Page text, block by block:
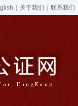
关于我们 联系我们